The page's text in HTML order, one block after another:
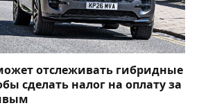
отслеживать гибридные
сделать налог на оплату за